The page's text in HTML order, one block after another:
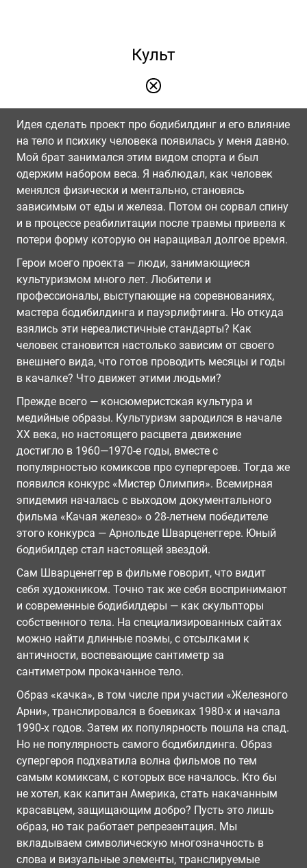
Культ
Идея сделать проект про бодибилдинг и его влияние
на тело и психику человека появилась у меня давно.
Мой брат занимался этим видом спорта и был
одержим набором веса. Я наблюдал, как человек
менялся физически и ментально, становясь
зависимым от еды и железа. Потом он сорвал спину
и в процессе реабилитации после травмы привела к
потери форму которую он наращивал долгое время.
Герои моего проекта — люди, занимающиеся
культуризмом много лет. Любители и
профессионалы, выступающие на соревнованиях,
мастера бодибилдинга и пауэрлифтинга. Но откуда
взялись эти нереалистичные стандарты? Как
человек становится настолько зависим от своего
внешнего вида, что готов проводить месяцы и годы
в качалке? Что движет этими людьми?
Прежде всего — консюмеристская культура и
медийные образы. Культуризм зародился в начале
ХХ века, но настоящего расцвета движение
достигло в 1960—1970-е годы, вместе с
популярностью комиксов про супергероев. Тогда же
появился конкурс «Мистер Олимпия». Всемирная
эпидемия началась с выходом документального
фильма «Качая железо» о 28-летнем победителе
этого конкурса — Арнольде Шварценеггере. Юный
бодибилдер стал настоящей звездой.
Сам Шварценеггер в фильме говорит, что видит
себя художником. Точно так же себя воспринимают
и современные бодибилдеры — как скульпторы
собственного тела. На специализированных сайтах
можно найти длинные поэмы, с отсылками к
античности, воспевающие сантиметр за
сантиметром прокачанное тело.
Образ «качка», в том числе при участии «Железного
Арни», транслировался в боевиках 1980-х и начала
1990-х годов. Затем их популярность пошла на спад.
Но не популярность самого бодибилдинга. Образ
супергероя подхватила волна фильмов по тем
самым комиксам, с которых все началось. Кто бы
не хотел, как капитан Америка, стать накачанным
красавцем, защищающим добро? Пусть это лишь
образ, но так работает репрезентация. Мы
вкладываем символическую многозначность в
слова и визуальные элементы, транслируемые